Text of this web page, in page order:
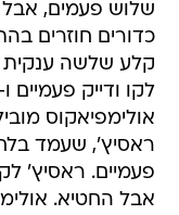
שלוש פעמים,
כדורים חוזרים
קלע שלשה ענקית
ראסיץ', שעמד
פעמיים. ראסיץ'
אבל החטיא.